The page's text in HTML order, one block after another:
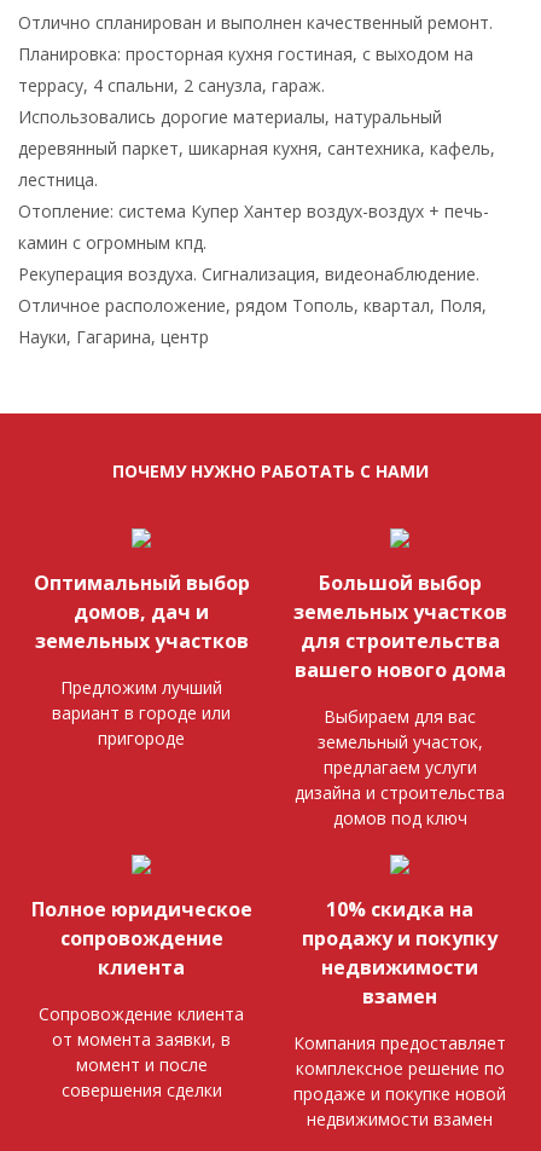
Отлично спланирован и выполнен качественный ремонт.
Планировка: просторная кухня гостиная, с выходом на
террасу, 4 спальни, 2 санузла, гараж.
Использовались дорогие материалы, натуральный
деревянный паркет, шикарная кухня, сантехника, кафель,
лестница.
Отопление: система Купер Хантер воздух-воздух + печь-
камин с огромным кпд.
Рекуперация воздуха. Сигнализация, видеонаблюдение.
Отличное расположение, рядом Тополь, квартал, Поля,
Науки, Гагарина, центр
ПОЧЕМУ НУЖНО РАБОТАТЬ С НАМИ
Оптимальный выбор
домов, дач и
земельных участков
Предложим лучший
вариант в городе или
пригороде
Большой выбор
земельных участков
для строительства
вашего нового дома
Выбираем для вас
земельный участок,
предлагаем услуги
дизайна и строительства
домов под ключ
Полное юридическое
сопровождение
клиента
Сопровождение клиента
от момента заявки, в
момент и после
совершения сделки
10% скидка на
продажу и покупку
недвижимости
взамен
Компания предоставляет
комплексное решение по
продаже и покупке новой
недвижимости взамен